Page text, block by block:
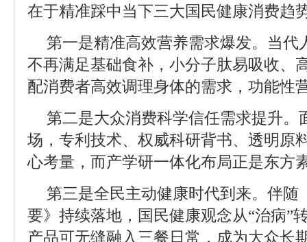
在于精准踩中当下三大国民健康消费趋
第一是精准高效营养需求爆发。当代
不再满足基础食补，小分子肽易吸收、
配消费者高效调理身体的需求，功能性
第二是大众消费科学信任需求提升。
场，专利技术、权威科研背书、透明原
心考量，而产学研一体化布局正是东方
第三是全民主动健康时代到来。伴随
要》持续落地，国民健康观念从“治病”
产品可无缝融入三餐日常，成为大众长